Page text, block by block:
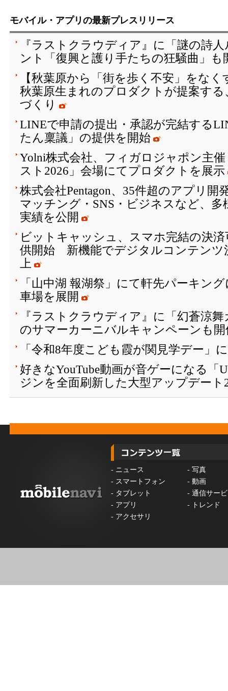
モバイル・アプリの最新プレスリリース
『ラストクラウディア』に「謎の詩
ント「復興と護り手たちの狂騒曲」も
【秋葉原から「街を歩く不安」をな
秋葉原生まれのプロダクトが提案す
づくり
LINEで申請の提出・承認が完結する
たん稟議」の提供を開始
Yolni株式会社、フィガロジャポン主
スト2026」会場にてプロダクトを展示
株式会社Pentagon、35件超のアプリ開
マッチング・SNS・ビジネスなど、
実績を公開
ビットキャッシュ、スマホ完結の決
供開始 新機能でデジタルコンテンツ
上
「山中湖 報湖祭」にて軒先パーキン
車場を展開
『ラストクラウディア』に「幻蒼涼
のサマーカーニバルキャンペーンも
「令和8年度こども霞が関見学デー」
好きなYouTube動画が音ゲーになる「
ジンを全面刷新した大型アップデート
- ニュース - 写真
- スマートフォン - 動画
- タブレット - 通信サー
- アプリ -
トレンド
- アクセサリ